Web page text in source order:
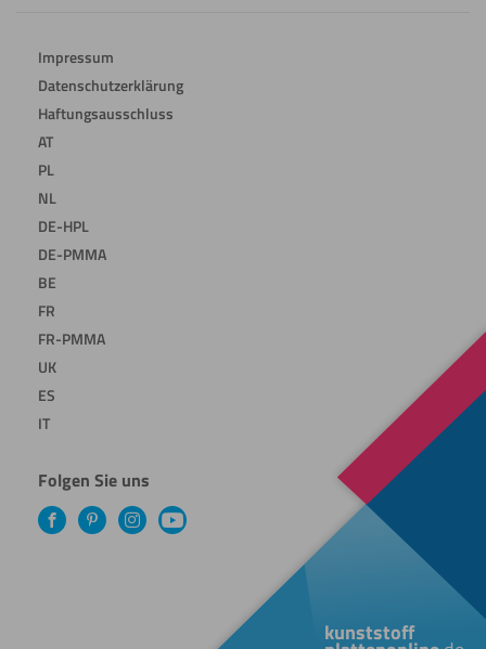
Impressum
Datenschutzerklärung
Haftungsausschluss
AT
PL
NL
DE-HPL
DE-PMMA
BE
FR
FR-PMMA
UK
ES
IT
Folgen Sie uns
FacebookPinterestInstagramYouTube
kunststoff